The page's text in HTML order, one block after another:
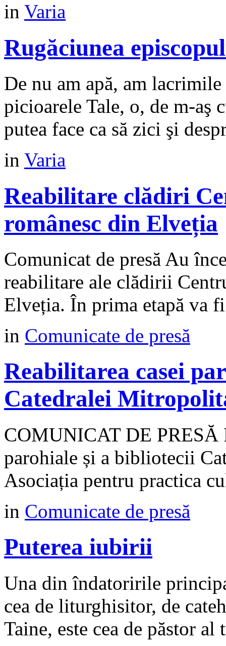
in Varia
Rugăciunea
De nu am apă, am
picioarele Tale, o, de m-aş
putea face ca să zici şi
in Varia
Reabilitare clădiri
românesc din Elveția
Comunicat de presă Au
reabilitare ale clădirii
Elveția. În prima etapă va
in Comunicate de presă
Reabilitarea casei
Catedralei
COMUNICAT DE PRESĂ
parohiale și a bibliotecii
Asociația pentru practica
in Comunicate de presă
Puterea iubirii
Una din îndatoririle
cea de liturghisitor, de
Taine, este cea de păstor al